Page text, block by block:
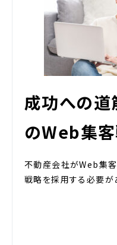
成功への道
のWeb集
不動産会社がWeb集客
戦略を採用する必要が